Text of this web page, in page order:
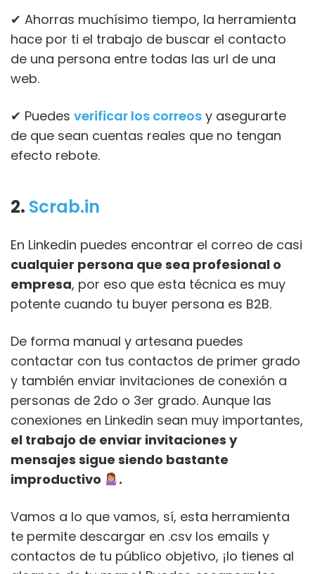
✔ Ahorras muchísimo tiempo, la herramienta
hace por ti el trabajo de buscar el contacto
de una persona entre todas las url de una
web.
✔ Puedes verificar los correos y asegurarte
de que sean cuentas reales que no tengan
efecto rebote.
2. Scrab.in
En Linkedin puedes encontrar el correo de casi
cualquier persona que sea profesional o
empresa, por eso que esta técnica es muy
potente cuando tu buyer persona es B2B.
De forma manual y artesana puedes
contactar con tus contactos de primer grado
y también enviar invitaciones de conexión a
personas de 2do o 3er grado. Aunque las
conexiones en Linkedin sean muy importantes,
el trabajo de enviar invitaciones y
mensajes sigue siendo bastante
improductivo
.
Vamos a lo que vamos, sí, esta herramienta
te permite descargar en .csv los emails y
contactos de tu público objetivo, ¡lo tienes al